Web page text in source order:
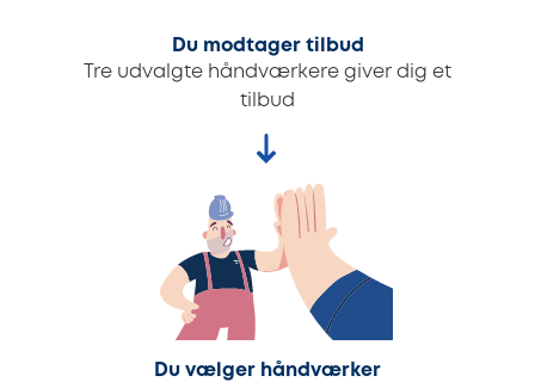
Du modtager tilbud
Tre udvalgte håndværkere giver dig et
tilbud
Du vælger håndværker